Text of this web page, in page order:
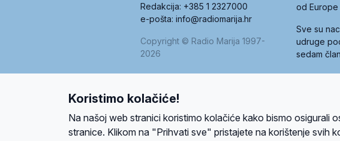
Redakcija: +385 1 2327000
e-pošta: info@radiomarija.hr
Copyright © Radio Marija 1997-
2026
od Europe
Sve su
udruge
sedam
Ova stranica je zaštićena Google reCAPTCHA sustavom
Koristimo kolačiće!
Na našoj web stranici koristimo kolačiće kako bismo osigurali
stranice. Klikom na "Prihvati sve" pristajete na korištenje svih